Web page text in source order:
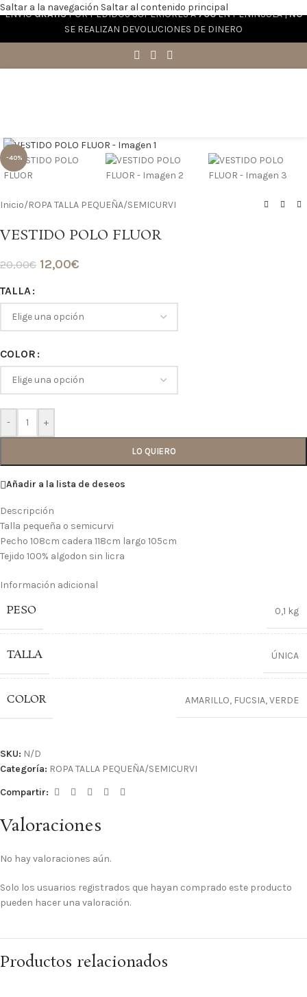
Saltar a la navegación Saltar al contenido principal
ENVÍOGRATISPOR PEDIDOS SUPERIORES A70€EN PENÍNSULA |NO
SE REALIZAN DEVOLUCIONES DE DINERO
-40%
Inicio/ROPA TALLA PEQUEÑA/SEMICURVI
VESTIDO POLO FLUOR
20,00€ 12,00€
TALLA
COLOR
- +
LO QUIERO
Añadir a la lista de deseos
Descripción
Talla pequeña o semicurvi
Pecho 108cm cadera 118cm largo 105cm
Tejido 100% algodon sin licra
Información adicional
PESO 0,1 kg
TALLA ÚNICA
COLOR AMARILLO, FUCSIA,VERDE
SKU: N/D
Categoría: ROPA TALLA PEQUEÑA/SEMICURVI
Compartir:
Valoraciones
No hay valoraciones aún.
Solo los usuarios registrados que hayan comprado este producto
pueden hacer una valoración.
Productos relacionados